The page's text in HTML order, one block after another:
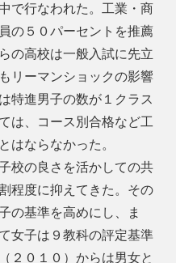
で行なわれた。工業・商
の５０パーセントを推薦
の高校は一般入試に先立
リーマンショックの影響
特進男子の数が１クラス
は、コース別合格など工
はならなかった。
校の良さを活かしての共
程度に抑えてきた。その
の基準を高めにし、ま
女子は９教科の評定基準
２０１０）からは男女と